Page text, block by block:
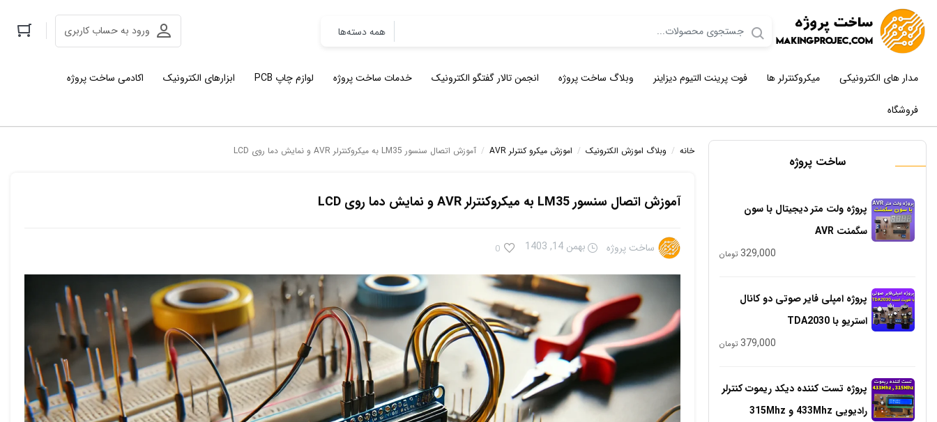
ورود به حساب کاربری
مدار های الکترونیکی میکروکنترلر ها فوت پرینت التیوم دیزاینر وبلاگ ساخت پروژه انجمن تالار گفتگو الکترونیک خدمات ساخت پروژه لوازم چاپ PCB ابزارهای الکترونیک اکادمی ساخت پروژه
فروشگاه
ساخت پروژه
پروژه ولت متر دیجیتال با سون
سگمنت AVR
329,000 تومان
پروژه امپلی فایر صوتی دو کانال
استریو با TDA2030
379,000 تومان
پروژه تست کننده دیکد ریموت کنترلر
رادیویی 433Mhz و 315Mhz
خانه / وبلاگ اموزش الکترونیک / اموزش میکرو کنترلر AVR / آموزش اتصال سنسور LM35 به میکروکنترلر AVR و نمایش دما روی LCD
آموزش اتصال سنسور LM35 به میکروکنترلر AVR و نمایش دما روی LCD
ساخت پروژه بهمن 14, 1403 0